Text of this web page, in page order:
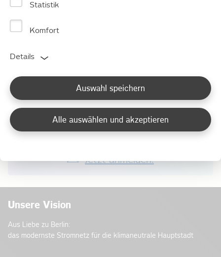
Wo?
Im ehemaligen Umformerwerk Wilhelmshavener Straße /
Stromstraße.
Jetzt anmelden!
Unsere Vision
Aus Liebe zu Berlin:
das modernste Stromnetz für die klimaneutrale Hauptstadt
Statistik
Komfort
Details
Auswahl speichern
Alle auswählen und akzeptieren